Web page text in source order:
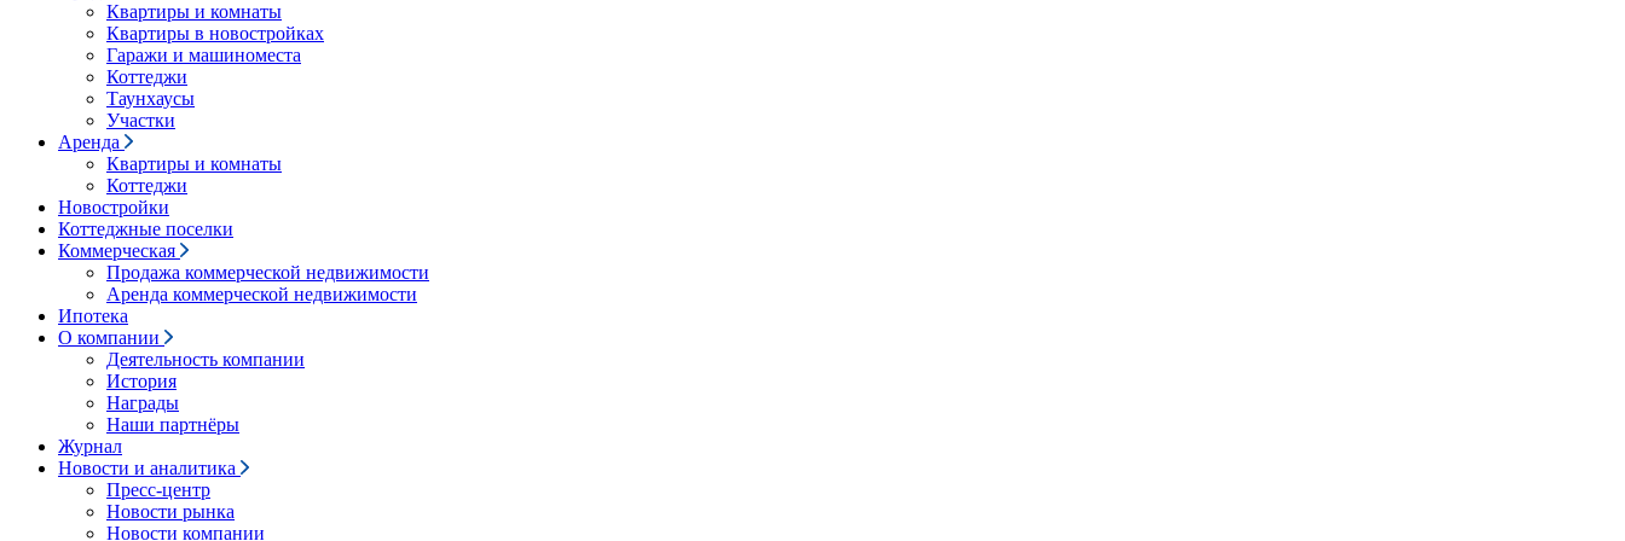
Квартиры и комнаты
Квартиры в новостройках
Гаражи и машиноместа
Коттеджи
Таунхаусы
Участки
Аренда
Квартиры и комнаты
Коттеджи
Новостройки
Коттеджные поселки
Коммерческая
Продажа коммерческой недвижимости
Аренда коммерческой недвижимости
Ипотека
О компании
Деятельность компании
История
Награды
Наши партнёры
Журнал
Новости и аналитика
Пресс-центр
Новости рынка
Новости компании